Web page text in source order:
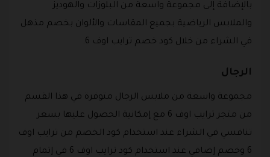
بالإضافة إلى مجموعة واسعة من البلوزات والهوديز
والملابس الرياضية بجميع المقاسات والألوان بخصم مذهل
في الشراء من خلال كود خصم ترايب اوف 6.
الرجال
مجموعة واسعة من ملابس الرجال متوفرة في هذا القسم
من متجر ترايب اوف 6 مع إمكانية الحصول عليها بسعر
تنافسي في الشراء عند استخدام كود الخصم من ترايب اوف
6 وخصم إضافي عند استخدام كود ترايب اوف 6 في إتمام